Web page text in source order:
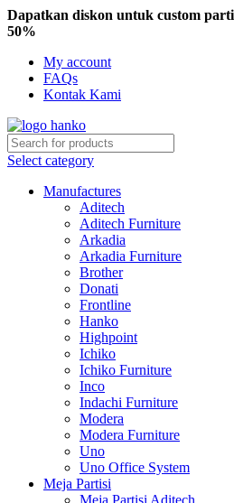
Dapatkan diskon untuk custom
50%
My account
FAQs
Kontak Kami
Select category
Manufactures
Aditech
Aditech Furniture
Arkadia
Arkadia Furniture
Brother
Donati
Frontline
Hanko
Highpoint
Ichiko
Ichiko Furniture
Inco
Indachi Furniture
Modera
Modera Furniture
Uno
Uno Office System
Meja Partisi
Meja Partisi Aditech